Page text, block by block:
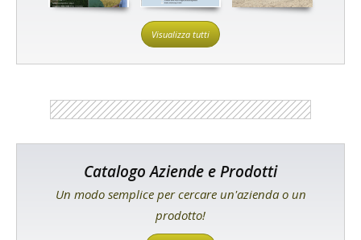
Visualizza tutti
Catalogo Aziende e Prodotti
Un modo semplice per cercare un'azienda o un
prodotto!